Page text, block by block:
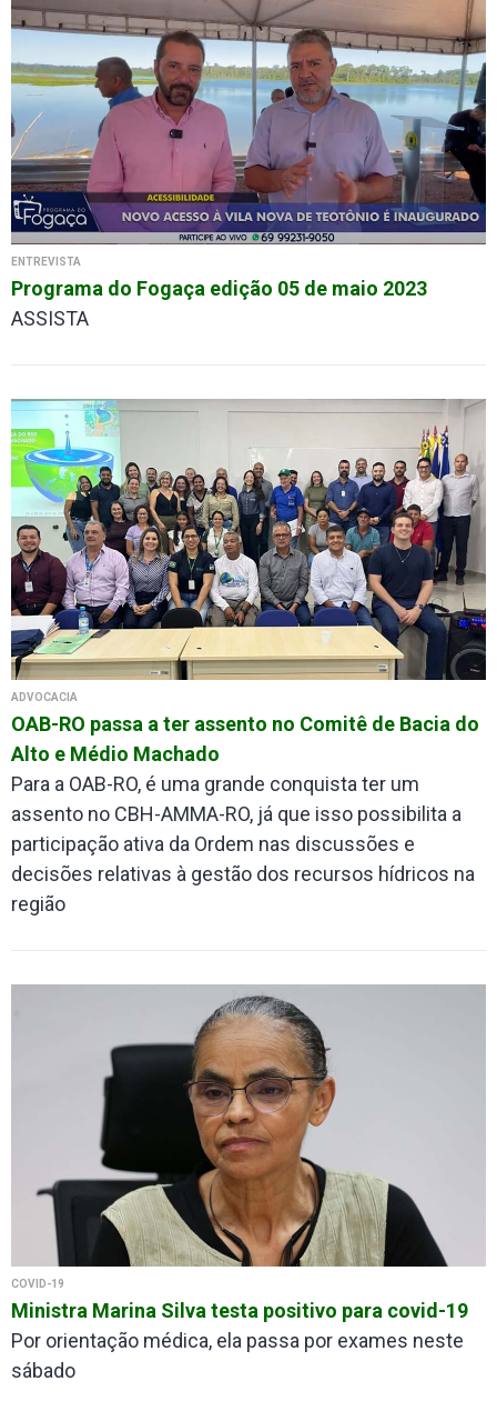
ENTREVISTA
Programa do Fogaça edição 05 de maio 2023
ASSISTA
ADVOCACIA
OAB-RO passa a ter assento no Comitê de Bacia do
Alto e Médio Machado
Para a OAB-RO, é uma grande conquista ter um
assento no CBH-AMMA-RO, já que isso possibilita a
participação ativa da Ordem nas discussões e
decisões relativas à gestão dos recursos hídricos na
região
COVID-19
Ministra Marina Silva testa positivo para covid-19
Por orientação médica, ela passa por exames neste
sábado